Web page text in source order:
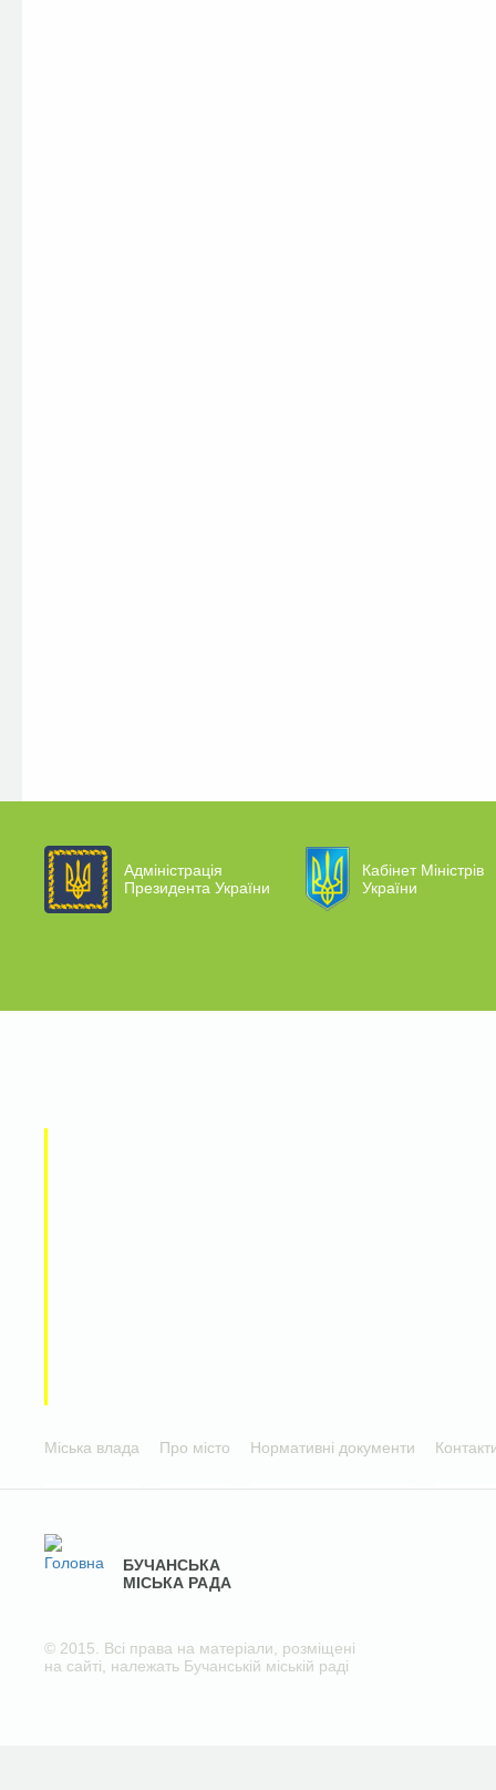
Адміністрація
Президента України
Кабінет Міністрів
України
Міська влада Про місто Нормативні документи
БУЧАНСЬКА
МІСЬКА РАДА
© 2015. Всі права на матеріали, розміщені
на сайті, належать Бучанській міській раді